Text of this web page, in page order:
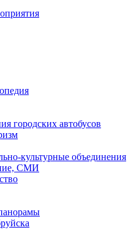
городских автобусов
культурные объединения
СМИ